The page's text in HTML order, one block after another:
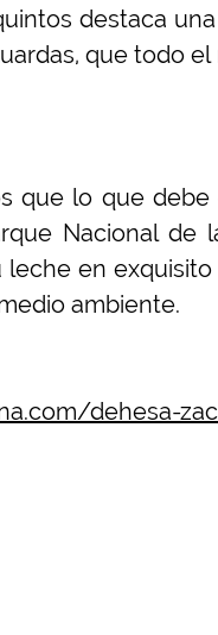
destaca
que todo
que lo que
Nacional de
en
ambiente.
dehesa-